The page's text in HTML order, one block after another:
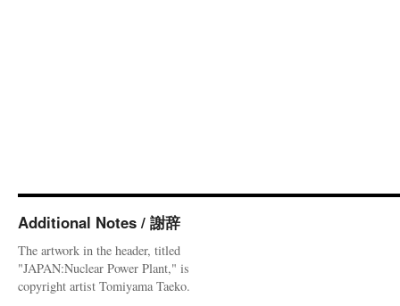
Additional Notes / 謝辞
The artwork in the header, titled
"JAPAN:Nuclear Power Plant," is
copyright artist Tomiyama Taeko.